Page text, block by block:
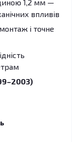
1,2 мм —
впливів
і точне